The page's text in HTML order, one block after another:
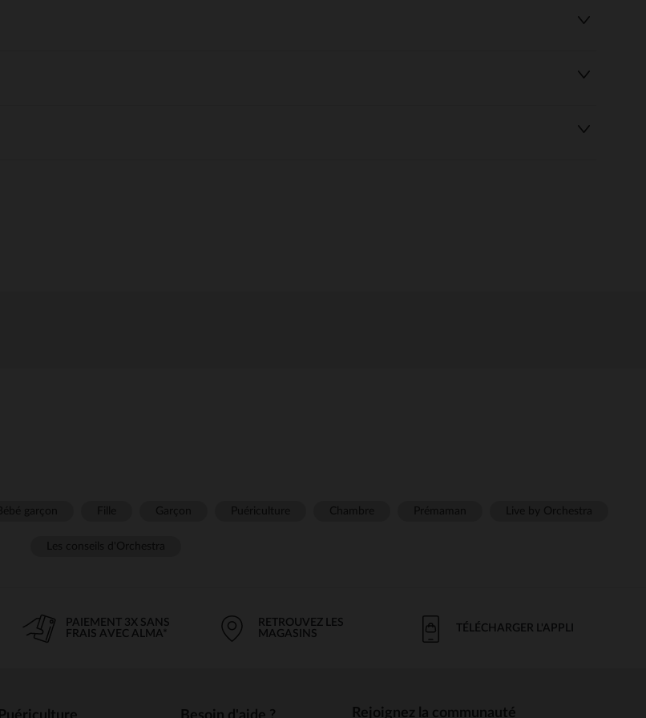
PAIEMENT 3X SANS
FRAIS AVEC ALMA*
RETROUVEZ LES
MAGASINS
TÉLÉCHARGER L'APPLI
Rejoignez la communauté